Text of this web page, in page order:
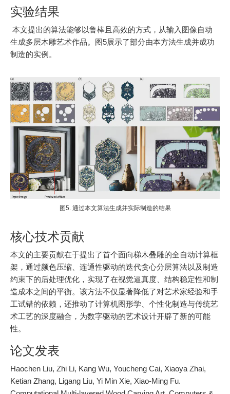
实验结果
本文提出的算法能够以鲁棒且高效的方式，从输入图像自动
生成多层木雕艺术作品。图5展示了部分由本方法生成并成功
制造的实例。
图5. 通过本文算法生成并实际制造的结果
核心技术贡献
本文的主要贡献在于提出了首个面向梯木叠雕的全自动计算框
架，通过颜色压缩、连通性驱动的迭代贪心分层算法以及制造
约束下的后处理优化，实现了在视觉逼真度、结构稳定性和制
造成本之间的平衡。该方法不仅显著降低了对艺术家经验和手
工试错的依赖，还推动了计算机图形学、个性化制造与传统艺
术工艺的深度融合，为数字驱动的艺术设计开辟了新的可能
性。
论文发表
Haochen Liu, Zhi Li, Kang Wu, Youcheng Cai, Xiaoya Zhai,
Ketian Zhang, Ligang Liu, Yi Min Xie, Xiao-Ming Fu.